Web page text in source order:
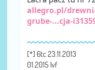
allegro.pl/
grube-...cja-
[*] 6tc 23.11.2013
01.2015 Ivf